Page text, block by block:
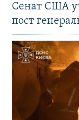
Сенат США
пост